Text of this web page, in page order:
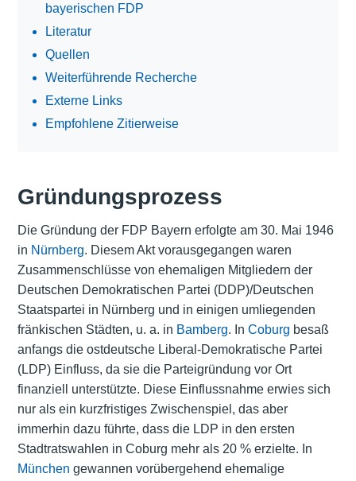
bayerischen FDP
Literatur
Quellen
Weiterführende Recherche
Externe Links
Empfohlene Zitierweise
Gründungsprozess
Die Gründung der FDP Bayern erfolgte am 30. Mai 1946
in Nürnberg. Diesem Akt vorausgegangen waren
Zusammenschlüsse von ehemaligen Mitgliedern der
Deutschen Demokratischen Partei (DDP)/Deutschen
Staatspartei in Nürnberg und in einigen umliegenden
fränkischen Städten, u. a. in Bamberg. In Coburg besaß
anfangs die ostdeutsche Liberal-Demokratische Partei
(LDP) Einfluss, da sie die Parteigründung vor Ort
finanziell unterstützte. Diese Einflussnahme erwies sich
nur als ein kurzfristiges Zwischenspiel, das aber
immerhin dazu führte, dass die LDP in den ersten
Stadtratswahlen in Coburg mehr als 20 % erzielte. In
München gewannen vorübergehend ehemalige